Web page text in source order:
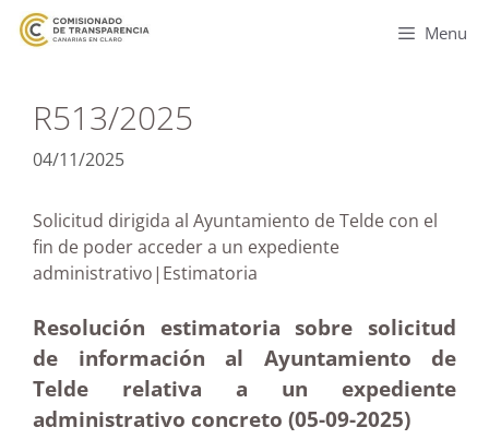
Menu
R513/2025
04/11/2025
Solicitud dirigida al Ayuntamiento de Telde con el
fin de poder acceder a un expediente
administrativo|Estimatoria
Resolución estimatoria sobre solicitud
de información al Ayuntamiento de
Telde relativa a un expediente
administrativo concreto (05-09-2025)